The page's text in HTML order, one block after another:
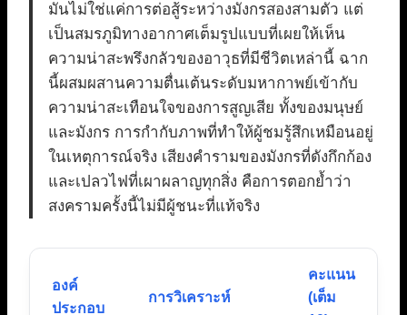
มันไม่ใช่แค่การต่อสู้ระหว่างมังกรสองสามตัว แต่
เป็นสมรภูมิทางอากาศเต็มรูปแบบที่เผยให้เห็น
ความน่าสะพรึงกลัวของอาวุธที่มีชีวิตเหล่านี้ ฉาก
นี้ผสมผสานความตื่นเต้นระดับมหากาพย์เข้ากับ
ความน่าสะเทือนใจของการสูญเสีย ทั้งของมนุษย์
และมังกร การกำกับภาพที่ทำให้ผู้ชมรู้สึกเหมือนอยู่
ในเหตุการณ์จริง เสียงคำรามของมังกรที่ดังกึกก้อง
และเปลวไฟที่เผาผลาญทุกสิ่ง คือการตอกย้ำว่า
สงครามครั้งนี้ไม่มีผู้ชนะที่แท้จริง
องค์
ประกอบ
การวิเคราะห์
คะแนน
(เต็ม